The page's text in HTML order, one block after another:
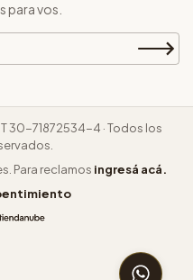
para vos.
30-71872534-4 · Todos los
Para reclamos ingresá acá.